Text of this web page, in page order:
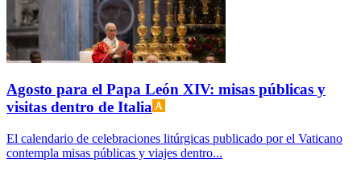
Agosto para el Papa León XIV: misas públicas y
visitas dentro de Italia
El calendario de celebraciones litúrgicas publicado por el Vaticano
contempla misas públicas y viajes dentro...